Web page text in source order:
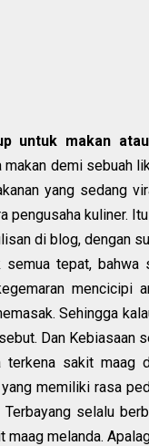
untuk makan
makan demi sebuah
yang sedang
pengusaha kuliner.
di blog, dengan
tepat, bahwa
mencicipi
Sehingga
Dan Kebiasaan
terkena sakit maag
memiliki rasa
selalu
maag melanda.